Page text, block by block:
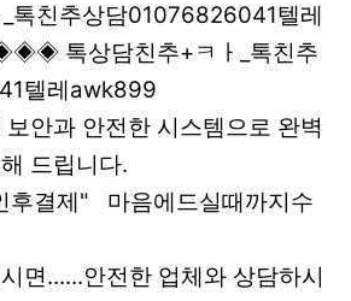
톡친추상담01076826041텔레
톡상담친추+ㅋㅏ_톡친추
텔레awk899
안과 안전한 시스템으로 완벽
드립니다.
후결제" 마음에드실때까지수
면......안전한 업체와 상담하시